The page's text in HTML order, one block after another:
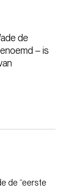
de
– is
de “eerste